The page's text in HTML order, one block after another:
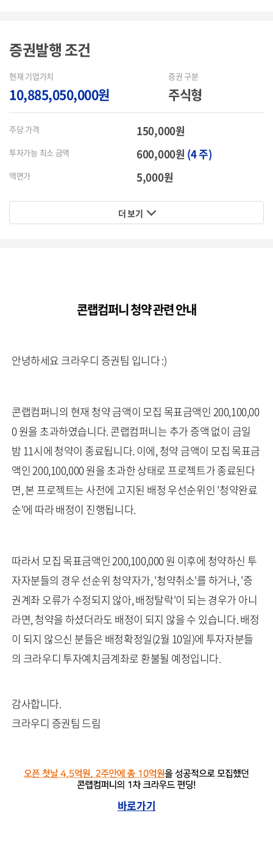
증권발행조건
현재 기업가치
10,885,050,000원
증권 구분
주식형
주당 가격 150,000원
투자가능 최소 금액 600,000원 (4 주)
액면가 5,000원
더 보기
콘랩컴퍼니 청약 관련 안내
안녕하세요 크라우디 증권팀 입니다 :)
콘랩컴퍼니의 현재 청약 금액이 모집 목표금액인 200,100,00
0 원을 초과하였습니다. 콘랩컴퍼니는 추가 증액 없이 금일
밤 11시에 청약이 종료됩니다. 이에, 청약 금액이 모집 목표금
액인 200,100,000 원을 초과한 상태로 프로젝트가 종료된다
면, 본 프로젝트는 사전에 고지된 배정 우선순위인 '청약완료
순'에 따라 배정이 진행됩니다.
따라서 모집 목표금액인 200,100,000 원 이후에 청약하신 투
자자분들의 경우 선순위 청약자가, '청약취소'를 하거나, '증
권계좌 오류가 수정되지 않아, 배정탈락'이 되는 경우가 아니
라면, 청약을 하셨더라도 배정이 되지 않을 수 있습니다. 배정
이 되지 않으신 분들은 배정확정일(2월 10일)에 투자자분들
의 크라우디 투자예치금계좌로 환불될 예정입니다.
감사합니다.
크라우디 증권팀 드림
바로가기